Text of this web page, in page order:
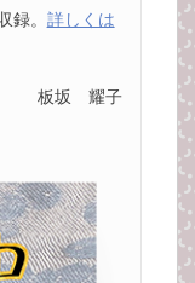
録。 詳しくは
板坂 耀子